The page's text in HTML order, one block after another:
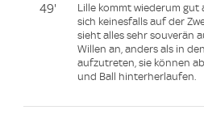
49'
Lille kommt wiederum
sich keinesfalls auf der
sieht alles sehr souverän
Willen an, anders als in
aufzutreten, sie können
und Ball hinterherlaufen.